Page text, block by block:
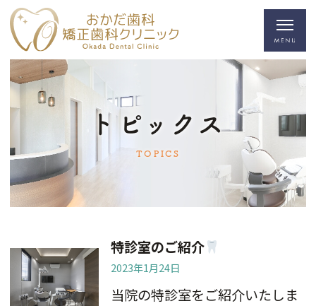
トピックス
TOPICS
特診室のご紹介
2023年1月24日
当院の特診室をご紹介いたしま